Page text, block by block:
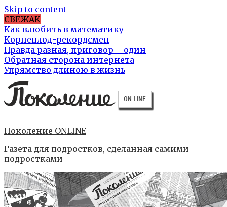
Skip to content
СВЕЖАК
Как влюбить в математику
Корнеплод-рекордсмен
Правда разная, приговор – один
Обратная сторона интернета
Упрямство длиною в жизнь
Поколение ONLINE
Газета для подростков, сделанная самими
подростками